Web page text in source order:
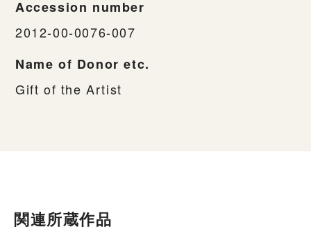
Accession number
2012-00-0076-007
Name of Donor etc.
Gift of the Artist
関連所蔵作品